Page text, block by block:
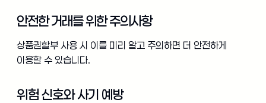
안전한 거래를 위한 주의사항
상품권할부 사용 시 이를 미리 알고 주의하면 더 안전하게
이용할 수 있습니다.
위험 신호와 사기 예방